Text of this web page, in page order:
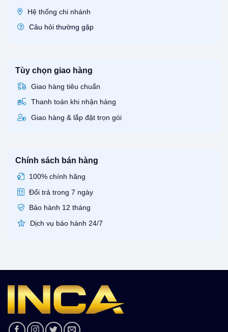
Hệ thống chi nhánh
Câu hỏi thường gặp
Tùy chọn giao hàng
Giao hàng tiêu chuẩn
Thanh toán khi nhận hàng
Giao hàng & lắp đặt trọn gói
Chính sách bán hàng
100% chính hãng
Đổi trả trong 7 ngày
Bảo hành 12 tháng
Dịch vụ bảo hành 24/7